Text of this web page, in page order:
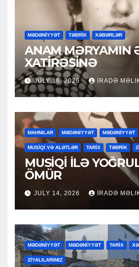
MƏDƏNİYYƏT TƏBRİK XƏBƏRLƏR
ANAM MƏRYAMIN
XATİRƏSİNƏ
JULY 16, 2026 İRADƏ
MAHNILAR MƏDƏNİYYƏT MƏDƏNİYYƏT
MUSİQİ VƏ ALƏTLƏR TARİX TƏBRİK
MUSİQİ İLƏ
ÖMÜR
JULY 14, 2026 İRADƏ
MƏDƏNİYYƏT MƏDƏNİYYƏT TARİX
ZİYALILARIMIZ